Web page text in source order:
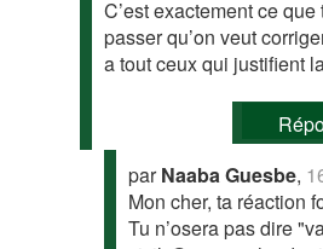
C’est exactement ce
passer qu’on veut
a tout ceux qui justifient
parNaaba Guesbe,
Mon cher, ta réaction
Tu n’osera pas dire